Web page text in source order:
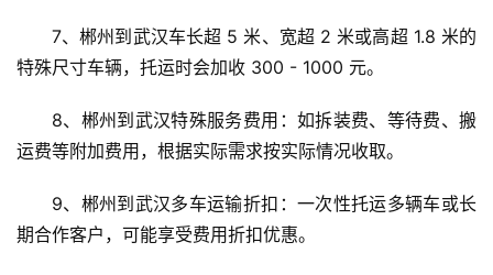
7、郴州到武汉车长超 5 米、宽超 2 米或高超 1.8 米的
特殊尺寸车辆，托运时会加收 300 - 1000 元。
8、郴州到武汉特殊服务费用：如拆装费、等待费、搬
运费等附加费用，根据实际需求按实际情况收取。
9、郴州到武汉多车运输折扣：一次性托运多辆车或长
期合作客户，可能享受费用折扣优惠。